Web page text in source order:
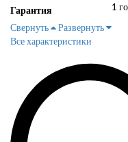
Гарантия
1
Свернуть
Развернуть
Все характеристики